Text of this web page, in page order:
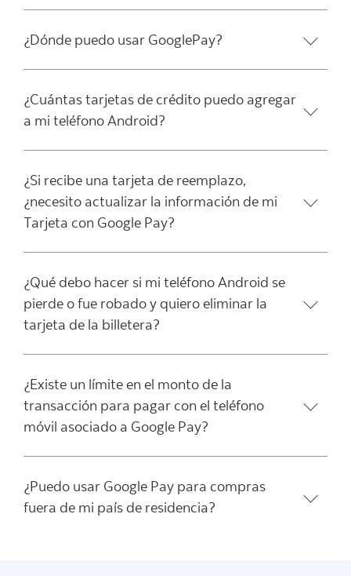
¿Dónde puedo usar GooglePay?
¿Cuántas tarjetas de crédito puedo agregar
a mi teléfono Android?
¿Si recibe una tarjeta de reemplazo,
¿necesito actualizar la información de mi
Tarjeta con Google Pay?
¿Qué debo hacer si mi teléfono Android se
pierde o fue robado y quiero eliminar la
tarjeta de la billetera?
¿Existe un límite en el monto de la
transacción para pagar con el teléfono
móvil asociado a Google Pay?
¿Puedo usar Google Pay para compras
fuera de mi país de residencia?